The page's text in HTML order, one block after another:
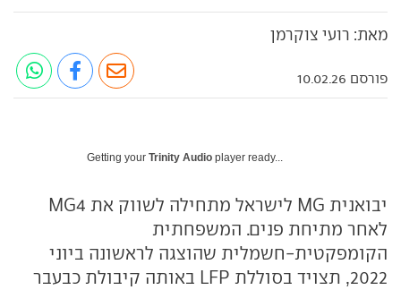
מאת: רועי צוקרמן
פורסם 10.02.26
Getting your Trinity Audio player ready...
יבואנית MG לישראל מתחילה לשווק את MG4
לאחר מתיחת פנים. המשפחתית
הקומפקטית-חשמלית שהוצגה לראשונה ביוני
2022, תצויד בסוללת LFP באותה קיבולת כבעבר